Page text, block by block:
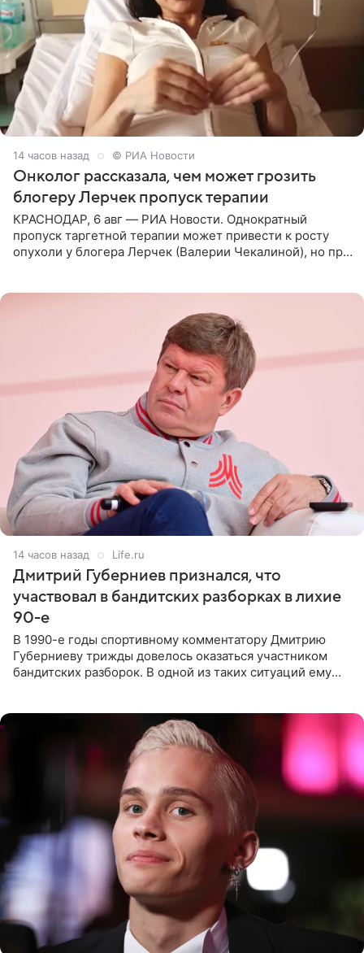
14 часов назад © РИА Новости
Онколог рассказала, чем может грозить
блогеру Лерчек пропуск терапии
КРАСНОДАР, 6 авг — РИА Новости. Однократный
пропуск таргетной терапии может привести к росту
опухоли у блогера Лерчек (Валерии Чекалиной), но при
14 часов назад Life.ru
Дмитрий Губерниев признался, что
участвовал в бандитских разборках в лихие
90-е
В 1990-е годы спортивному комментатору Дмитрию
Губерниеву трижды довелось оказаться участником
бандитских разборок. В одной из таких ситуаций ему